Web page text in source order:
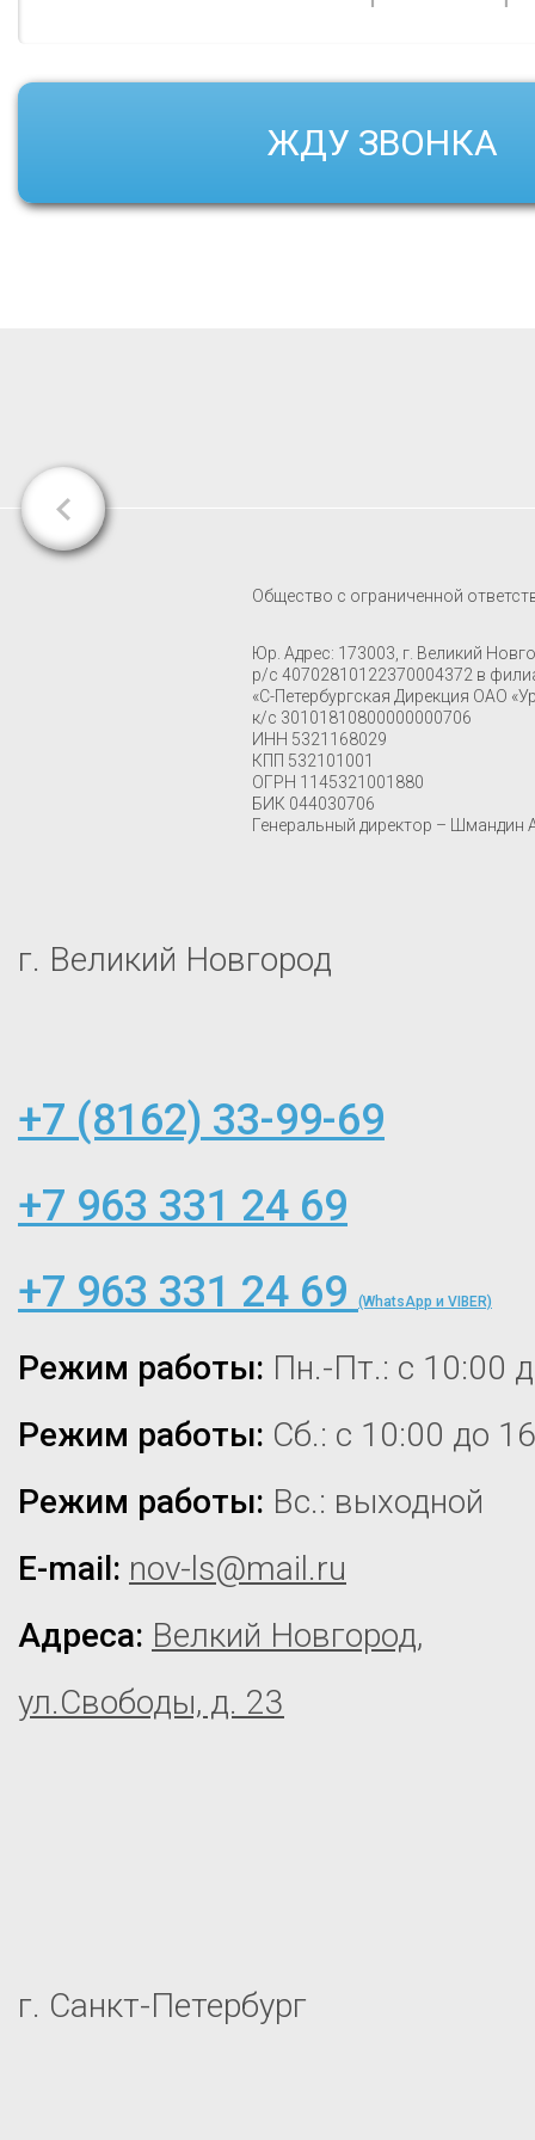
ЖДУ ЗВОНКА
Общество с ограниченной
Юр. Адрес: 173003, г. Великий
р/с 40702810122370004372 в
«С-Петербургская Дирекция ОАО
к/с 30101810800000000706
ИНН 5321168029
КПП 532101001
ОГРН 1145321001880
БИК 044030706
Генеральный директор – Шмандин
г. Великий Новгород
+7 (8162) 33-99-69
+7 963 331 24 69
+7 963 331 24 69
(WhatsApp и VIBER)
Режим работы: Пн.-Пт.: с 10:00
Режим работы: Сб.: с 10:00 до
Режим работы: Вс.: выходной
E-mail: nov-ls@mail.ru
Адреса: Велкий Новгород,
ул.Свободы, д. 23
г. Санкт-Петербург